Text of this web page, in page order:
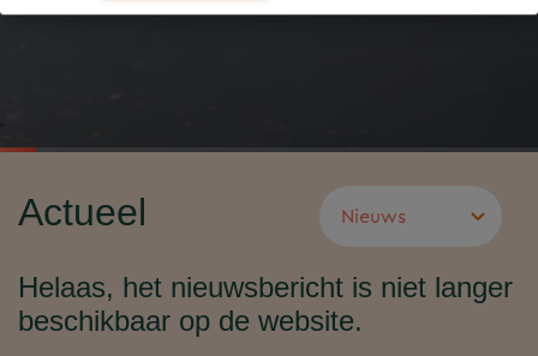
Actueel
Helaas, het nieuwsbericht is niet langer
beschikbaar op de website.